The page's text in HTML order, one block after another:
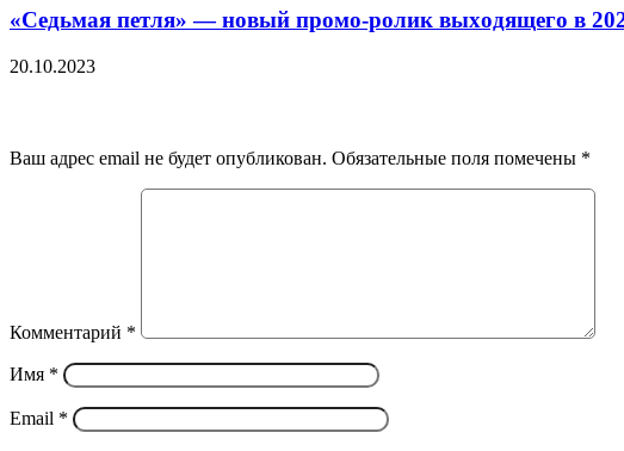
«Седьмая петля» — новый пpoмo-poлик выxoдящeгo в
20.10.2023
Ваш адрес email не будет опубликован. Обязательные поля помечены *
Комментарий *
Имя *
Email *